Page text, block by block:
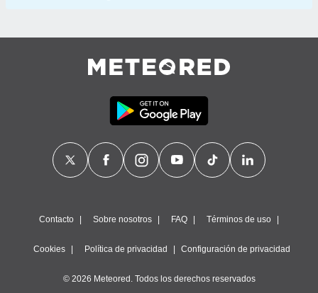
Contacto Sobre nosotros FAQ Términos de uso
Cookies Política de privacidad Configuración de privacidad
© 2026 Meteored. Todos los derechos reservados